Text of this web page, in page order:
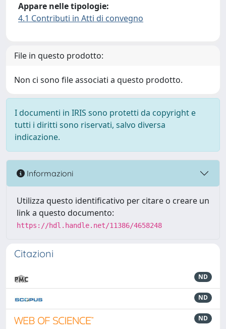
Appare nelle tipologie:
4.1 Contributi in Atti di convegno
File in questo prodotto:
Non ci sono file associati a questo prodotto.
I documenti in IRIS sono protetti da copyright e
tutti i diritti sono riservati, salvo diversa
indicazione.
Informazioni
Utilizza questo identificativo per citare o creare un
link a questo documento:
https://hdl.handle.net/11386/4658248
Citazioni
ND
ND
ND